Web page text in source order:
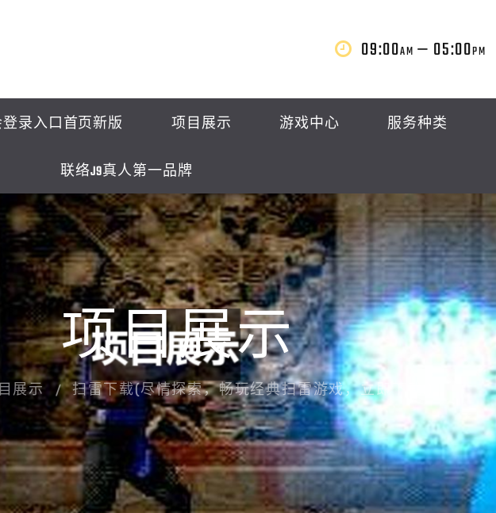
09:00AM — 05:00PM
录入口首页新版 项目展示 游戏中心 服务种类
联络J9真人第一品牌
项目展示
展示 扫雷下载(尽情探索，畅玩经典扫雷游戏，立即下载!)